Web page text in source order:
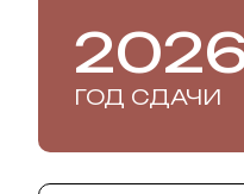
ГОД СДАЧИ